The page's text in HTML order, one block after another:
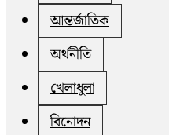
আন্তর্জাতিক
অর্থনীতি
খেলাধুলা
বিনোদন